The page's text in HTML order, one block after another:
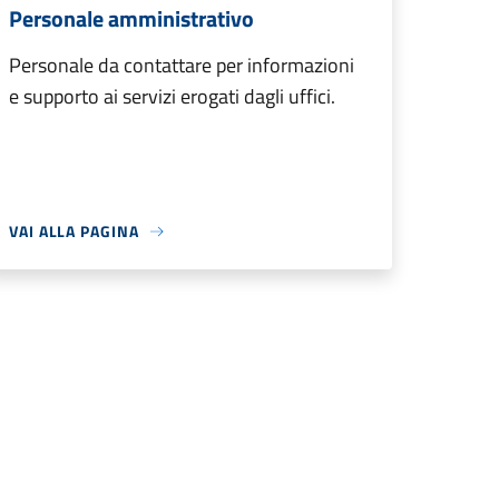
Personale amministrativo
Personale da contattare per informazioni
e supporto ai servizi erogati dagli uffici.
VAI ALLA PAGINA